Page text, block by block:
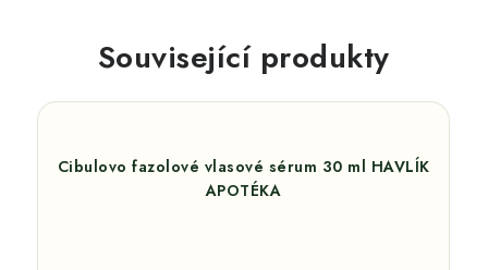
Související produkty
Cibulovo fazolové vlasové sérum 30 ml HAVLÍK
APOTÉKA